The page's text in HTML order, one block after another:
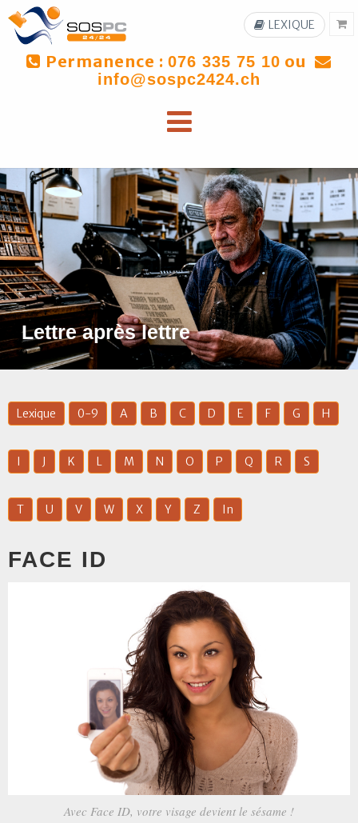
Permanence : 076 335 75 10 ou
info@sospc2424.ch
LEXIQUE
Lettre après lettre
Lexique 0-9 A B C D E F G H
I J K L M N O P Q R S
T U V W X Y Z In
FACE ID
Avec Face ID, votre visage devient le sésame !